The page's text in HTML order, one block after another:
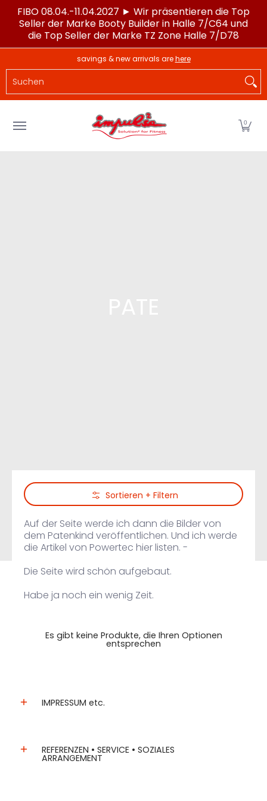
Zum Hauptinhalt springen
FIBO 08.04.-11.04.2027 ► Wir präsentieren die Top
Seller der Marke Booty Builder in Halle 7/C64 und
die Top Seller der Marke TZ Zone Halle 7/D78
LAGERWARE POWERTEC® IMPULSE®
savings & new arrivals arehere
0
Zum Hauptinhalt springenSortieren + Filtern
Auf der Seite werde ich dann die Bilder von
dem Patenkind veröffentlichen. Und ich werde
die Artikel von Powertec hier listen. -
Die Seite wird schön aufgebaut.
Habe ja noch ein wenig Zeit.
Es gibt keine Produkte, die Ihren Optionen
entsprechen
IMPRESSUM etc.
REFERENZEN • SERVICE • SOZIALES
ARRANGEMENT